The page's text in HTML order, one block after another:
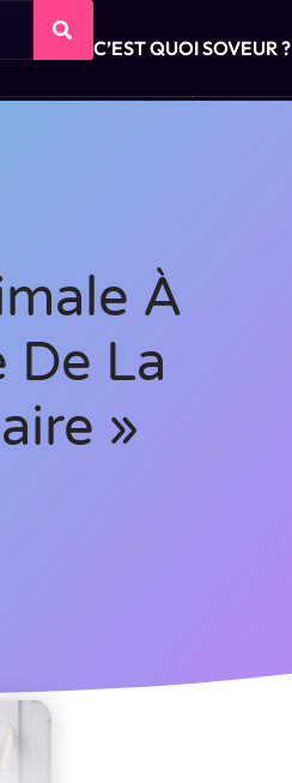
C’EST QUOI SOVEUR ?
À
De La
»